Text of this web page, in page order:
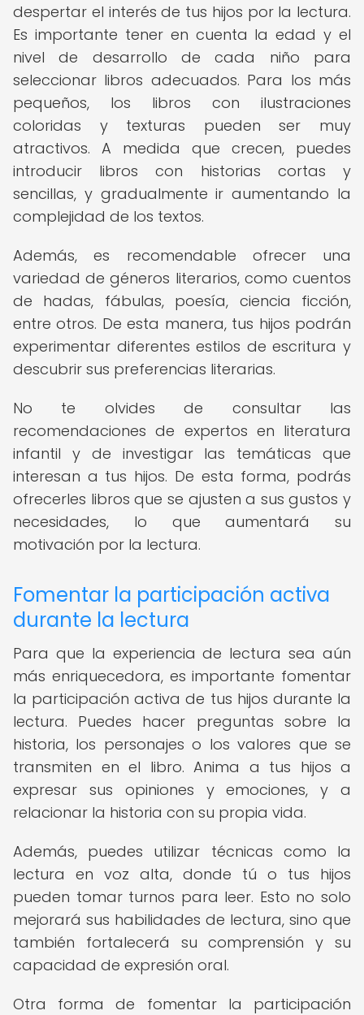
despertar el interés de tus hijos por la lectura.
Es importante tener en cuenta la edad y el
nivel de desarrollo de cada niño para
seleccionar libros adecuados. Para los más
pequeños, los libros con ilustraciones
coloridas y texturas pueden ser muy
atractivos. A medida que crecen, puedes
introducir libros con historias cortas y
sencillas, y gradualmente ir aumentando la
complejidad de los textos.
Además, es recomendable ofrecer una
variedad de géneros literarios, como cuentos
de hadas, fábulas, poesía, ciencia ficción,
entre otros. De esta manera, tus hijos podrán
experimentar diferentes estilos de escritura y
descubrir sus preferencias literarias.
No te olvides de consultar las
recomendaciones de expertos en literatura
infantil y de investigar las temáticas que
interesan a tus hijos. De esta forma, podrás
ofrecerles libros que se ajusten a sus gustos y
necesidades, lo que aumentará su
motivación por la lectura.
Fomentar la participación activa
durante la lectura
Para que la experiencia de lectura sea aún
más enriquecedora, es importante fomentar
la participación activa de tus hijos durante la
lectura. Puedes hacer preguntas sobre la
historia, los personajes o los valores que se
transmiten en el libro. Anima a tus hijos a
expresar sus opiniones y emociones, y a
relacionar la historia con su propia vida.
Además, puedes utilizar técnicas como la
lectura en voz alta, donde tú o tus hijos
pueden tomar turnos para leer. Esto no solo
mejorará sus habilidades de lectura, sino que
también fortalecerá su comprensión y su
capacidad de expresión oral.
Otra forma de fomentar la participación